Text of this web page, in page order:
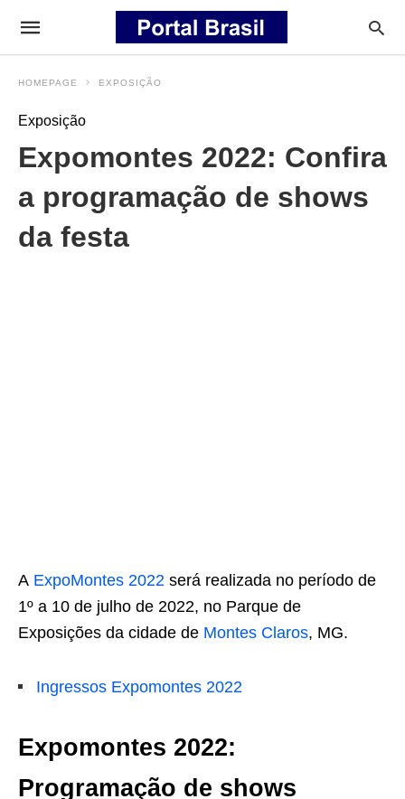
HOMEPAGE EXPOSIÇÃO
Exposição
Expomontes 2022: Confira
a programação de shows
da festa
A ExpoMontes 2022 será realizada no período de
1º a 10 de julho de 2022, no Parque de
Exposições da cidade de Montes Claros, MG.
Ingressos Expomontes 2022
Expomontes 2022:
Programação de shows